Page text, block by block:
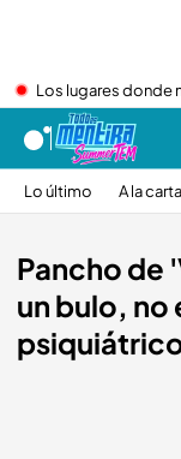
Los lugares donde
Lo último A la carta
Pancho de
un bulo, no